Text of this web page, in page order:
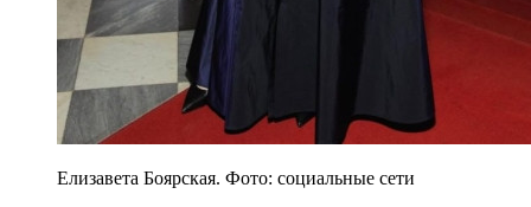
Елизавета Боярская. Фото: социальные сети